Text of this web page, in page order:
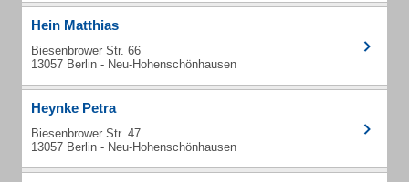
Hein Matthias
Biesenbrower Str. 66
13057 Berlin - Neu-Hohenschönhausen
Heynke Petra
Biesenbrower Str. 47
13057 Berlin - Neu-Hohenschönhausen